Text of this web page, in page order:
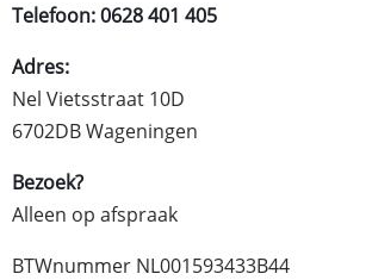
Telefoon: 0628 401 405
Adres:
Nel Vietsstraat 10D
6702DB Wageningen
Bezoek?
Alleen op afspraak
BTWnummer NL001593433B44